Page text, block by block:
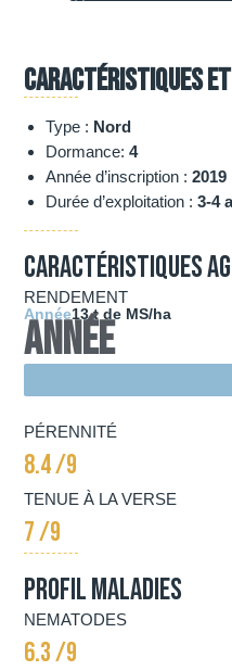
Caractéristiques
Type : Nord
Dormance:4
Année d’inscription :2019
Durée d’exploitation :3-4
Caractéristiques
RENDEMENT
Année13 t de MS/ha
Année
PÉRENNITÉ
8.4 /9
TENUE À LA VERSE
7 /9
Profil Maladies
NEMATODES
6.3 /9